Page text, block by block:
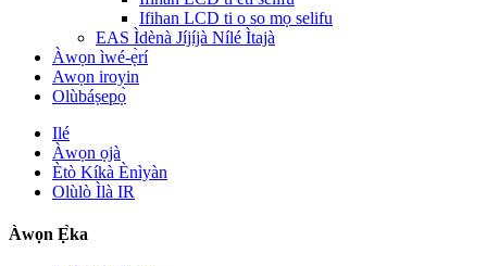
Ifihan LCD ti o so mọ selifu
EAS Ìdènà Jíjíjà Nílé Ìtajà
Àwọn ìwé-ẹ̀rí
Awọn iroyin
Olùbáṣepọ̀
Ilé
Àwọn ọjà
Ètò Kíkà Ènìyàn
Olùlò Ìlà IR
Àwọn Ẹ̀ka